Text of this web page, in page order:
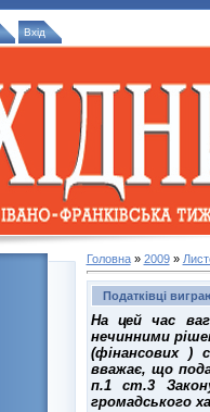
Вхід
Головна» 2009 »
Податківці
На цей час
нечинними
(фінансових )
вважає, що
п.1 ст.3
громадського